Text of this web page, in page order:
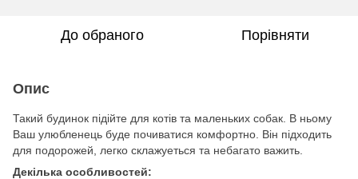
До обраного Порівняти
Опис
Такий будинок підійте для котів та маленьких собак. В ньому
Ваш улюбленець буде почиватися комфортно. Він підходить
для подорожей, легко склажуеться та небагато важить.
Декілька особливостей: